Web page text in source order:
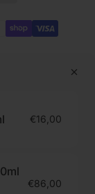
€16,00
€86,00